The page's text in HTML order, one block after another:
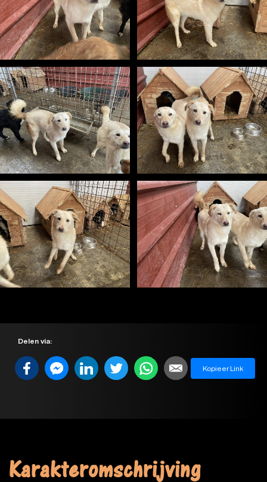
Delen via:
Kopieer Link
Karakteromschrijving